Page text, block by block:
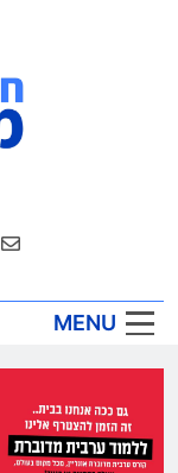
MENU